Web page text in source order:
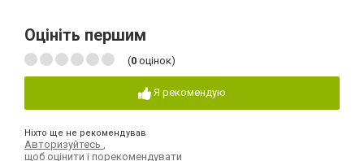
Оцініть першим
(0 оцінок)
Я рекомендую
Ніхто ще не рекомендував
Авторизуйтесь
щоб оцінити і порекомендувати